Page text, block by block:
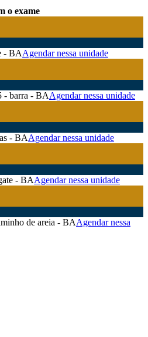
o exame
- BAAgendar nessa unidade
- barra - BAAgendar nessa unidade
- BAAgendar nessa unidade
- BAAgendar nessa unidade
de areia - BAAgendar nessa